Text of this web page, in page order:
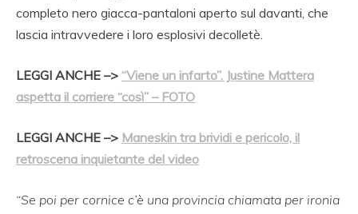
completo nero giacca-pantaloni aperto sul davanti, che
lascia intravvedere i loro esplosivi decolletè.
LEGGI ANCHE –> “Viene un infarto”. Justine Mattera
aspetta il corriere “così” – FOTO
LEGGI ANCHE –> Maneskin tra brividi e pericolo, il
retroscena inquietante del video
“Se poi per cornice c’è una provincia chiamata per ironia